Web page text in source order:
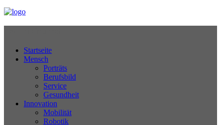
Startseite
Mensch
Porträts
Berufsbild
Service
Gesundheit
Innovation
Mobilität
Robotik